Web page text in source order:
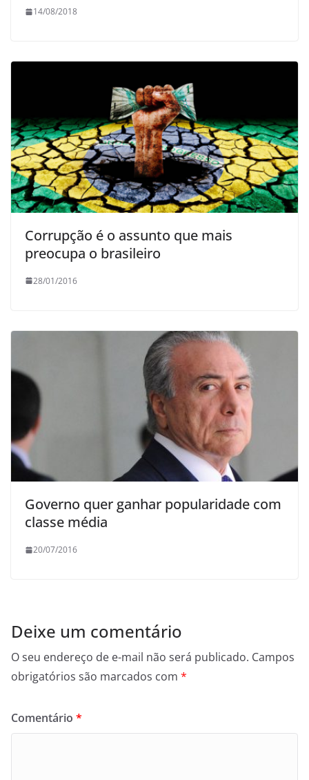
14/08/2018
Corrupção é o assunto que mais
preocupa o brasileiro
28/01/2016
Governo quer ganhar popularidade com
classe média
20/07/2016
Deixe um comentário
O seu endereço de e-mail não será publicado. Campos
obrigatórios são marcados com *
Comentário *